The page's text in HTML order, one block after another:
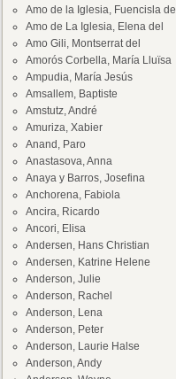
Amo de la Iglesia, Fuencisla del
Amo de La Iglesia, Elena del
Amo Gili, Montserrat del
Amorós Corbella, María Lluïsa
Ampudia, María Jesús
Amsallem, Baptiste
Amstutz, André
Amuriza, Xabier
Anand, Paro
Anastasova, Anna
Anaya y Barros, Josefina
Anchorena, Fabiola
Ancira, Ricardo
Ancori, Elisa
Andersen, Hans Christian
Andersen, Katrine Helene
Anderson, Julie
Anderson, Rachel
Anderson, Lena
Anderson, Peter
Anderson, Laurie Halse
Anderson, Andy